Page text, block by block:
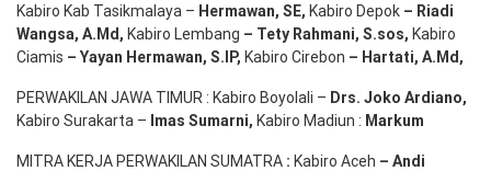
Kabiro Kab Tasikmalaya – Hermawan, SE, Kabiro Depok – Riadi
Wangsa, A.Md , Kabiro Lembang – Tety Rahmani, S.sos, Kabiro
Ciamis – Yayan Hermawan, S.IP, Kabiro Cirebon – Hartati, A.Md ,
PERWAKILAN JAWA TIMUR : Kabiro Boyolali – Drs. Joko Ardiano,
Kabiro Surakarta – Imas Sumarni, Kabiro Madiun : Markum
MITRA KERJA PERWAKILAN SUMATRA : Kabiro Aceh – Andi